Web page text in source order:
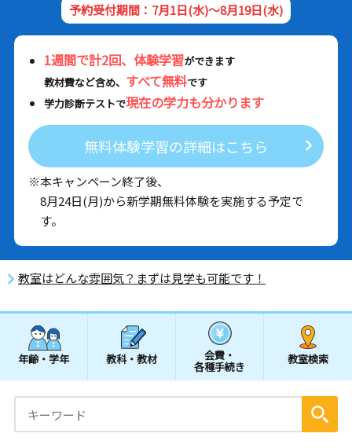
予約受付期間：7月1日(水)～8月19日(水)
1週間で計2回、体験学習ができます
教材費など含め、 すべて無料です
学力診断テストで現在の学力も分かります
無料体験学習の詳細はこちら
※本キャンペーン終了後、
8月24日(月)から新学期無料体験を実施する予定で
す。
教室はどんな雰囲気？まずは見学も可能です！
年齢・学年 教科・教材 会費・
各種手続き
教室検索